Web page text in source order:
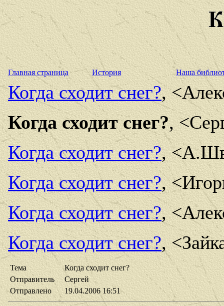
Главная страница История Наша
Когда сходит снег?,
Когда сходит снег?,
Когда сходит снег?,
Когда сходит снег?,
Когда сходит снег?,
Когда сходит снег?,
Тема
Когда сходит снег?
Отправитель
Сергей
Отправлено
19.04.2006 16:51